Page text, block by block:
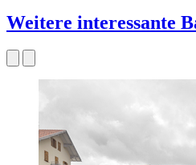
Weitere interessante